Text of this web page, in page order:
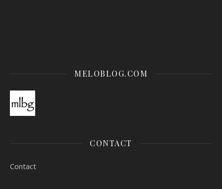
MELOBLOG.COM
CONTACT
Contact